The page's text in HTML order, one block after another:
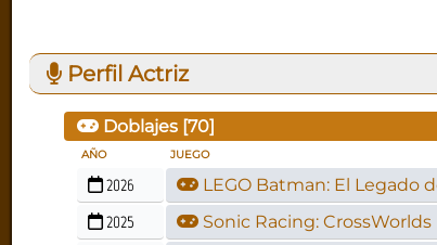
Perfil Actriz
Doblajes [70]
AÑO JUEGO
2026 LEGO Batman: El Legado
2025 Sonic Racing: CrossWorlds